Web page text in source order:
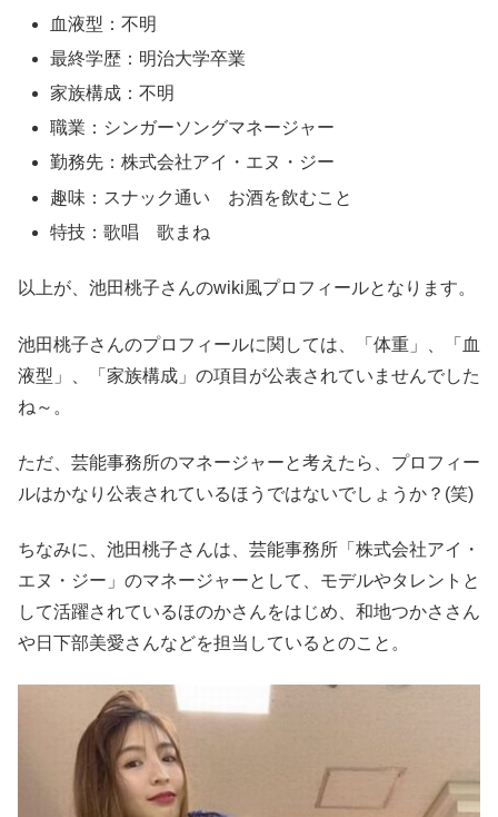
血液型：不明
最終学歴：明治大学卒業
家族構成：不明
職業：シンガーソングマネージャー
勤務先：株式会社アイ・エヌ・ジー
趣味：スナック通い お酒を飲むこと
特技：歌唱 歌まね
以上が、池田桃子さんのwiki風プロフィールとなります。
池田桃子さんのプロフィールに関しては、「体重」、「血
液型」、「家族構成」の項目が公表されていませんでした
ね～。
ただ、芸能事務所のマネージャーと考えたら、プロフィー
ルはかなり公表されているほうではないでしょうか？(笑)
ちなみに、池田桃子さんは、芸能事務所「株式会社アイ・
エヌ・ジー」のマネージャーとして、モデルやタレントと
して活躍されているほのかさんをはじめ、和地つかささん
や日下部美愛さんなどを担当しているとのこと。